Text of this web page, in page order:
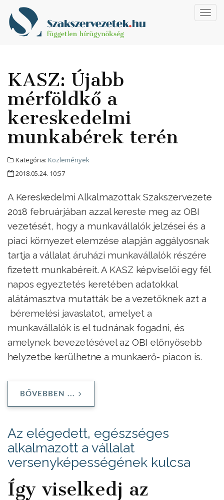
KASZ: Újabb
mérföldkő a
kereskedelmi
munkabérek terén
Kategória: Közlemények
2018.05.24. 10:57
A Kereskedelmi Alkalmazottak Szakszervezete
2018 februárjában azzal kereste meg az OBI
vezetését, hogy a munkavállalók jelzései és a
piaci környezet elemzése alapján aggályosnak
tartja a vállalat áruházi munkavállalók részére
fizetett munkabéreit. A KASZ képviselői egy fél
napos egyeztetés keretében adatokkal
alátámasztva mutatták be a vezetőknek azt a
béremelési javaslatot, amelyet a
munkavállalók is el tudnának fogadni, és
amelynek bevezetésével az OBI előnyösebb
helyzetbe kerülhetne a munkaerő- piacon is.
BŐVEBBEN ...
Az elégedett, egészséges
alkalmazott a vállalat
versenyképességének kulcsa
Így viselkedj az